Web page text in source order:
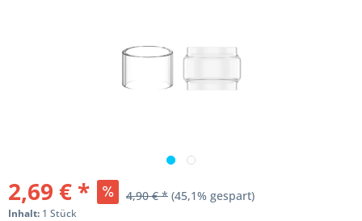
2,69 € * 4,90 € * (45,1% gespart)
Inhalt: 1 Stück